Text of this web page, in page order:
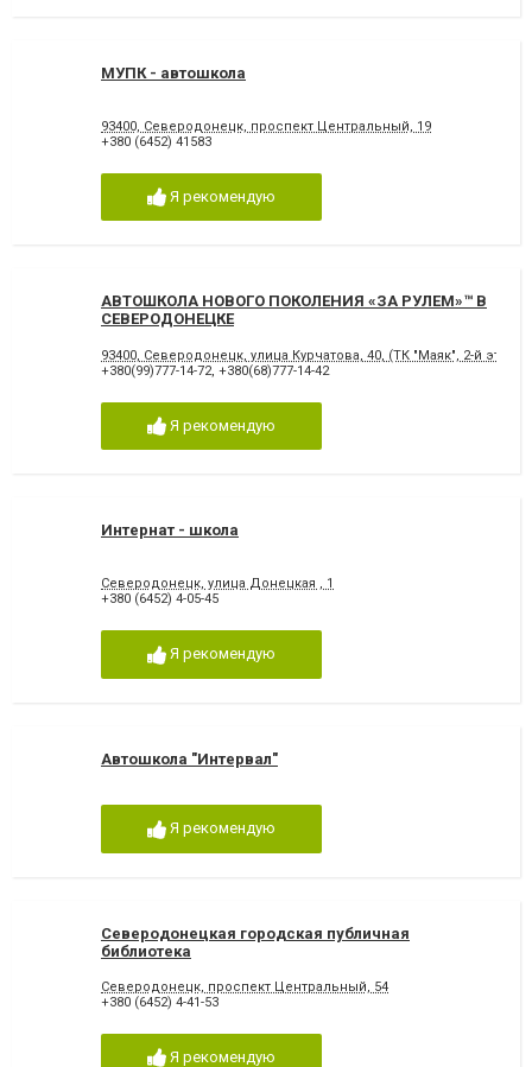
МУПК - автошкола
93400, Северодонецк, проспект Центральный, 19
+380 (6452) 41583
Я рекомендую
АВТОШКОЛА НОВОГО ПОКОЛЕНИЯ «ЗА РУЛЕМ»™ В
СЕВЕРОДОНЕЦКЕ
93400, Северодонецк, улица Курчатова, 40, (ТК "Маяк", 2-й этаж)
+380(99)777-14-72 +380(68)777-14-42
Я рекомендую
Интернат - школа
Северодонецк, улица Донецкая , 1
+380 (6452) 4-05-45
Я рекомендую
Автошкола "Интервал"
Я рекомендую
Северодонецкая городская публичная
библиотека
Северодонецк, проспект Центральный, 54
+380 (6452) 4-41-53
Я рекомендую